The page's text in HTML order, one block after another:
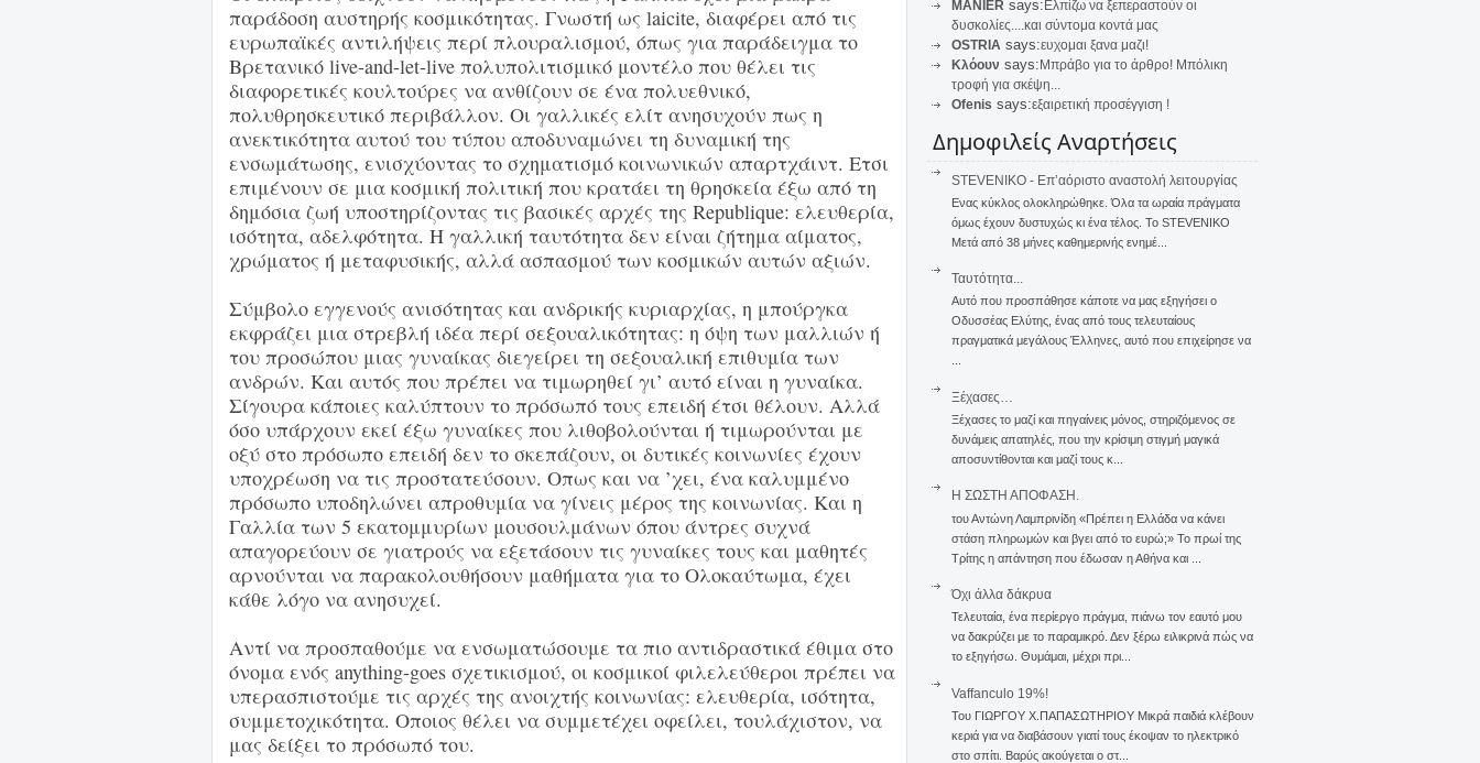
παράδοση αυστηρής κοσμικότητας. Γνωστή ως laicite, διαφέρει από τις
ευρωπαϊκές αντιλήψεις περί πλουραλισμού, όπως για παράδειγμα το
Βρετανικό live-and-let-live πολυπολιτισμικό μοντέλο που θέλει τις
διαφορετικές κουλτούρες να ανθίζουν σε ένα πολυεθνικό,
πολυθρησκευτικό περιβάλλον. Οι γαλλικές ελίτ ανησυχούν πως η
ανεκτικότητα αυτού του τύπου αποδυναμώνει τη δυναμική της
ενσωμάτωσης, ενισχύοντας το σχηματισμό κοινωνικών απαρτχάιντ. Ετσι
επιμένουν σε μια κοσμική πολιτική που κρατάει τη θρησκεία έξω από τη
δημόσια ζωή υποστηρίζοντας τις βασικές αρχές της Republique: ελευθερία,
ισότητα, αδελφότητα. Η γαλλική ταυτότητα δεν είναι ζήτημα αίματος,
χρώματος ή μεταφυσικής, αλλά ασπασμού των κοσμικών αυτών αξιών.
Σύμβολο εγγενούς ανισότητας και ανδρικής κυριαρχίας, η μπούργκα
εκφράζει μια στρεβλή ιδέα περί σεξουαλικότητας: η όψη των μαλλιών ή
του προσώπου μιας γυναίκας διεγείρει τη σεξουαλική επιθυμία των
ανδρών. Και αυτός που πρέπει να τιμωρηθεί γι’ αυτό είναι η γυναίκα.
Σίγουρα κάποιες καλύπτουν το πρόσωπό τους επειδή έτσι θέλουν. Αλλά
όσο υπάρχουν εκεί έξω γυναίκες που λιθοβολούνται ή τιμωρούνται με
οξύ στο πρόσωπο επειδή δεν το σκεπάζουν, οι δυτικές κοινωνίες έχουν
υποχρέωση να τις προστατεύσουν. Οπως και να ’χει, ένα καλυμμένο
πρόσωπο υποδηλώνει απροθυμία να γίνεις μέρος της κοινωνίας. Και η
Γαλλία των 5 εκατομμυρίων μουσουλμάνων όπου άντρες συχνά
απαγορεύουν σε γιατρούς να εξετάσουν τις γυναίκες τους και μαθητές
αρνούνται να παρακολουθήσουν μαθήματα για το Ολοκαύτωμα, έχει
κάθε λόγο να ανησυχεί.
Αντί να προσπαθούμε να ενσωματώσουμε τα πιο αντιδραστικά έθιμα στο
όνομα ενός anything-goes σχετικισμού, οι κοσμικοί φιλελεύθεροι πρέπει να
υπερασπιστούμε τις αρχές της ανοιχτής κοινωνίας: ελευθερία, ισότητα,
συμμετοχικότητα. Οποιος θέλει να συμμετέχει οφείλει, τουλάχιστον, να
μας δείξει το πρόσωπό του.
MANIER says: Ελπίζω να ξεπεραστούν οι
δυσκολίες....και σύντομα κοντά μας
OSTRIA says:ευχομαι ξανα μαζι!
Κλόουν says: Μπράβο για το άρθρο! Μπόλικη
τροφή για σκέψη...
Ofenis says:εξαιρετική προσέγγιση !
Δημοφιλείς Αναρτήσεις
STEVENIKO - Επ’αόριστο αναστολή λειτουργίας
Ενας κύκλος ολοκληρώθηκε. Όλα τα ωραία πράγματα
όμως έχουν δυστυχώς κι ένα τέλος. Το STEVENIKO
Μετά από 38 μήνες καθημερινής ενημέ...
Ταυτότητα...
Αυτό που προσπάθησε κάποτε να μας εξηγήσει ο
Οδυσσέας Ελύτης, ένας από τους τελευταίους
πραγματικά μεγάλους Έλληνες, αυτό που επιχείρησε να
...
Ξέχασες…
Ξέχασες το μαζί και πηγαίνεις μόνος, στηριζόμενος σε
δυνάμεις απατηλές, που την κρίσιμη στιγμή μαγικά
αποσυντίθονται και μαζί τους κ...
Η ΣΩΣΤΗ ΑΠΟΦΑΣΗ.
του Αντώνη Λαμπρινίδη «Πρέπει η Ελλάδα να κάνει
στάση πληρωμών και βγει από το ευρώ;» Το πρωί της
Τρίτης η απάντηση που έδωσαν η Αθήνα και ...
Όχι άλλα δάκρυα
Τελευταία, ένα περίεργο πράγμα, πιάνω τον εαυτό μου
να δακρύζει με το παραμικρό. Δεν ξέρω ειλικρινά πώς να
το εξηγήσω. Θυμάμαι, μέχρι πρι...
Vaffanculo 19%!
Του ΓΙΩΡΓΟΥ Χ.ΠΑΠΑΣΩΤΗΡΙΟΥ Μικρά παιδιά κλέβουν
κεριά για να διαβάσουν γιατί τους έκοψαν το ηλεκτρικό
στο σπίτι. Βαρύς ακούγεται ο στ...